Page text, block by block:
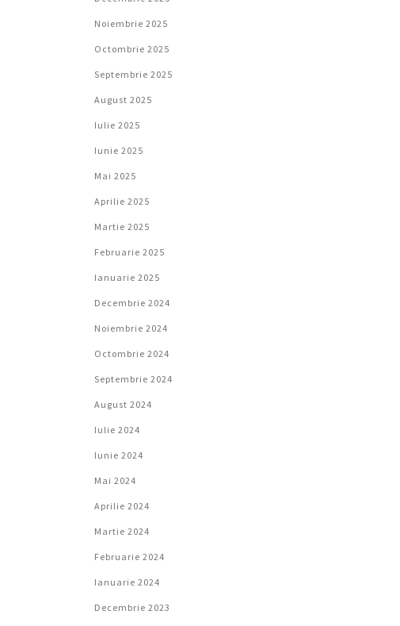
Noiembrie 2025
Octombrie 2025
Septembrie 2025
August 2025
Iulie 2025
Iunie 2025
Mai 2025
Aprilie 2025
Martie 2025
Februarie 2025
Ianuarie 2025
Decembrie 2024
Noiembrie 2024
Octombrie 2024
Septembrie 2024
August 2024
Iulie 2024
Iunie 2024
Mai 2024
Aprilie 2024
Martie 2024
Februarie 2024
Ianuarie 2024
Decembrie 2023